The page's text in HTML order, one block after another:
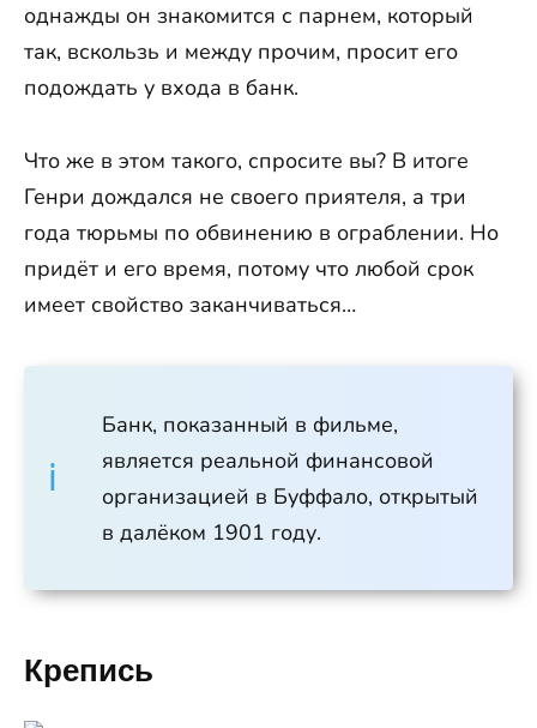
однажды он знакомится с парнем, который
так, вскользь и между прочим, просит его
подождать у входа в банк.
Что же в этом такого, спросите вы? В итоге
Генри дождался не своего приятеля, а три
года тюрьмы по обвинению в ограблении. Но
придёт и его время, потому что любой срок
имеет свойство заканчиваться…
Банк, показанный в фильме,
является реальной финансовой
организацией в Буффало, открытый
в далёком 1901 году.
Крепись